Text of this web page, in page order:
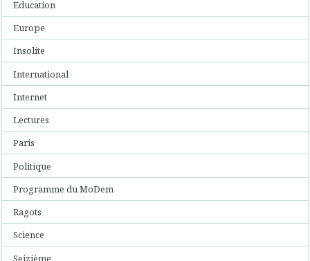
Education
Europe
Insolite
International
Internet
Lectures
Paris
Politique
Programme du MoDem
Ragots
Science
Seizième